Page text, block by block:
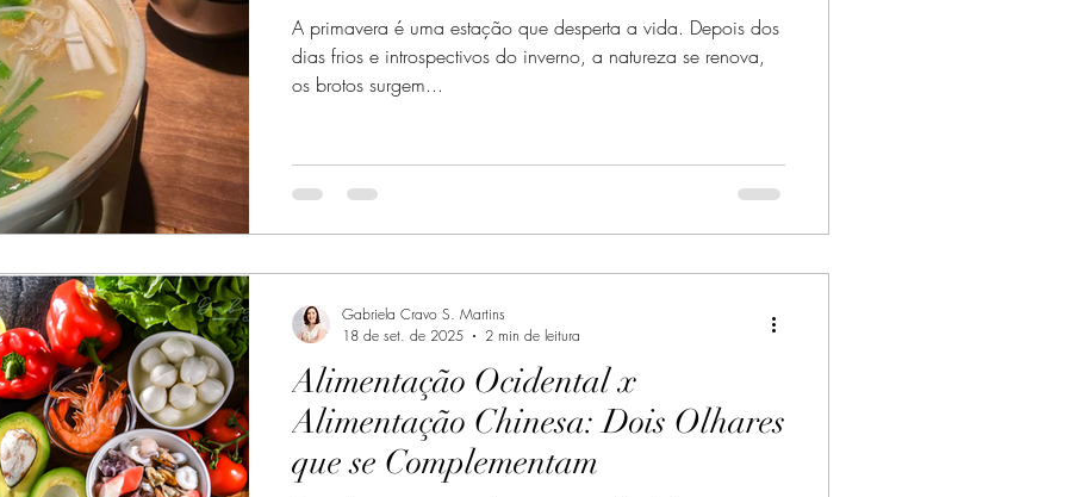
A primavera é uma estação que desperta a vida. Depois dos
dias frios e introspectivos do inverno, a natureza se renova,
os brotos surgem...
Alimentação Ocidental x
Alimentação Chinesa: Dois Olhares
que se Complementam
Gabriela Cravo S. Martins
18 de set. de 2025
2 min de leitura